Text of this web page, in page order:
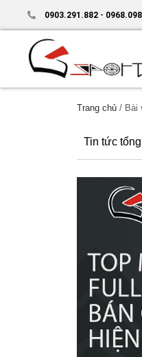
0903.291.882 -
Trang chủ / Bài
Tin tức